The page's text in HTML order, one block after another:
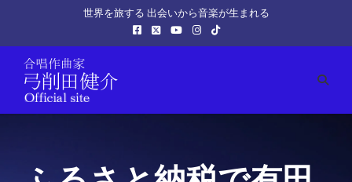
世界を旅する 出会いから音楽が生まれる